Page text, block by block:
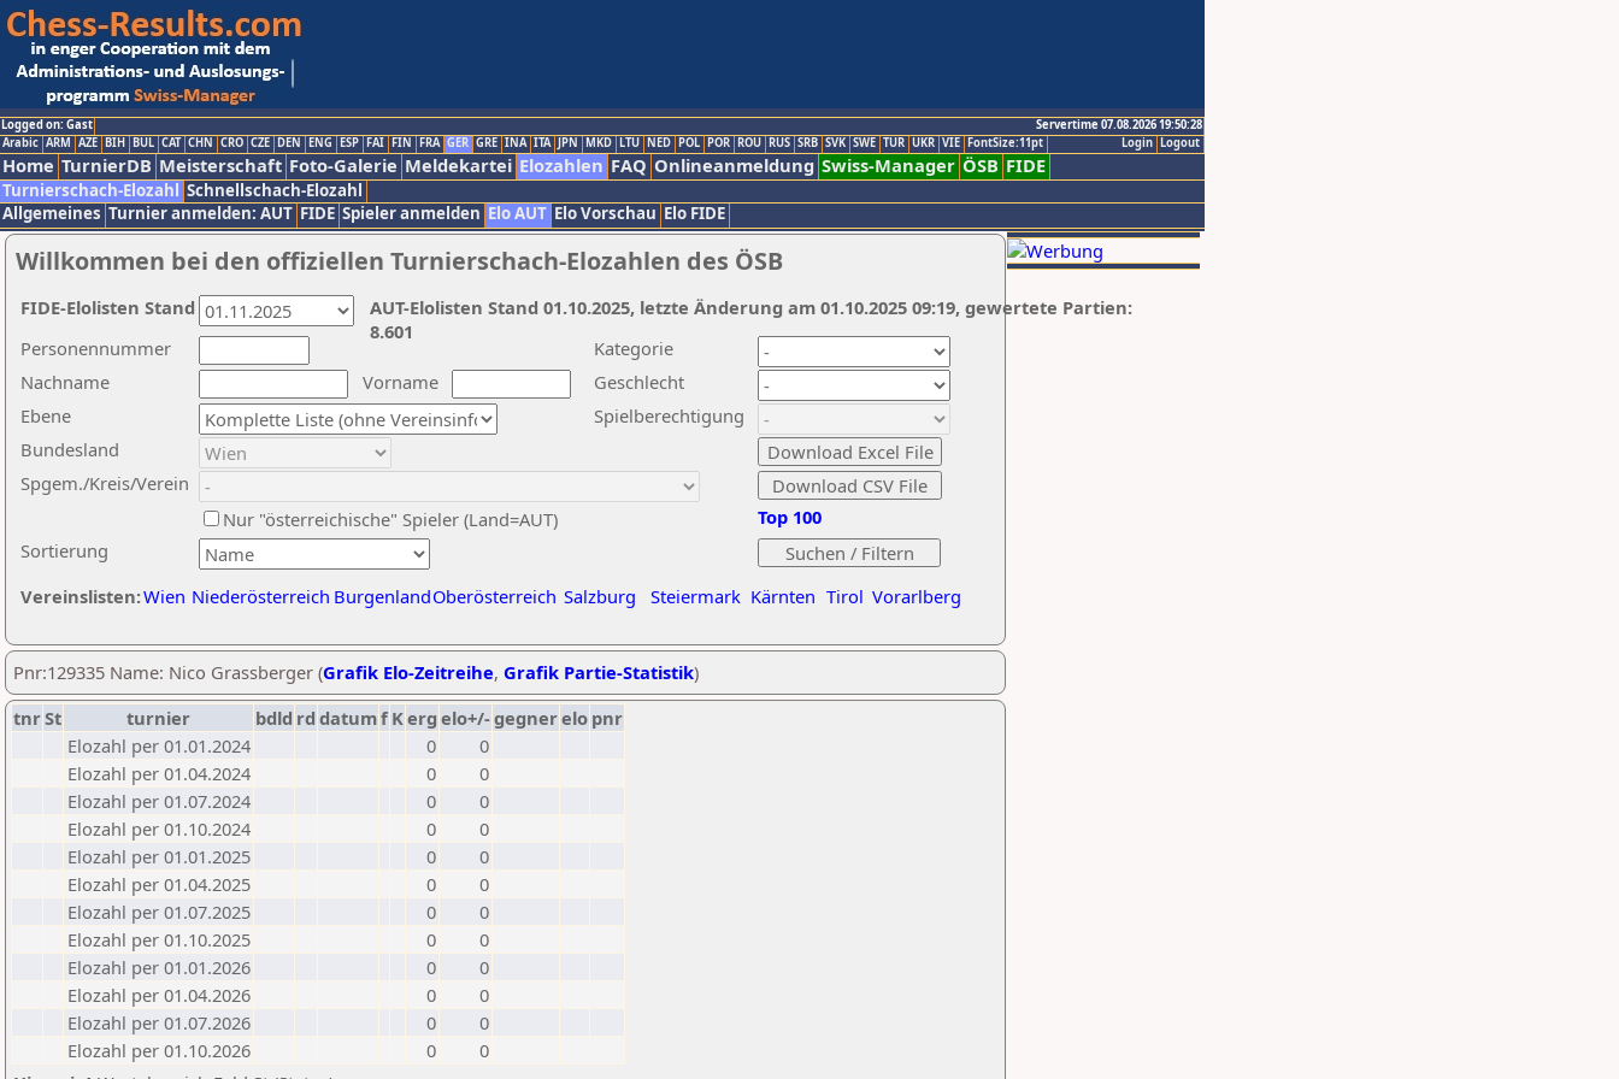
Logged on: Gast
Servertime 07.08.2026 19:50:28
Logout
Login
Arabic ARM AZE BIH BUL CAT CHN CRO CZE DEN ENG ESP FAI FIN FRA GER GRE INA ITA JPN MKD LTU NED POL POR ROU RUS SRB SVK SWE TUR UKR VIE FontSize:11pt
Home TurnierDB Meisterschaft Foto-Galerie Meldekartei Elozahlen FAQ Onlineanmeldung Swiss-Manager ÖSB FIDE
Turnierschach-Elozahl Schnellschach-Elozahl
Allgemeines Turnier anmelden: AUT FIDE Spieler anmelden Elo AUT Elo Vorschau Elo FIDE
Willkommen bei den offiziellen Turnierschach-Elozahlen des ÖSB
Nachname
Vorname
Ebene
Kategorie
Sortierung
Personennummer
Bundesland
Spgem./Kreis/Verein
Geschlecht
Nur "österreichische" Spieler (Land=AUT)
Spielberechtigung
Vereinslisten:Wien Niederösterreich BurgenlandOberösterreich Salzburg Steiermark Kärnten Tirol Vorarlberg
Top 100
AUT-Elolisten Stand 01.10.2025, letzte Änderung am 01.10.2025 09:19, gewertete Partien:
8.601
FIDE-Elolisten Stand
Pnr:129335 Name: Nico Grassberger (Grafik Elo-Zeitreihe, Grafik Partie-Statistik)
tnrSt turnier bdld rd datumf Kerg elo+/-gegnerelo pnr
Elozahl per 01.01.2024
0
0
Elozahl per 01.04.2024
0
0
Elozahl per 01.07.2024
0
0
Elozahl per 01.10.2024
0
0
Elozahl per 01.01.2025
0
0
Elozahl per 01.04.2025
0
0
Elozahl per 01.07.2025
0
0
Elozahl per 01.10.2025
0
0
Elozahl per 01.01.2026
0
0
Elozahl per 01.04.2026
0
0
Elozahl per 01.07.2026
0
0
Elozahl per 01.10.2026
0
0